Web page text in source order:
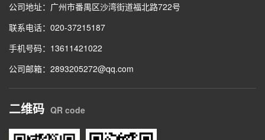
公司地址：广州市番禺区沙湾街道福北路722号
联系电话：020-37215187
手机号码：13611421022
公司邮箱：2893205272@qq.com
二维码 QR code